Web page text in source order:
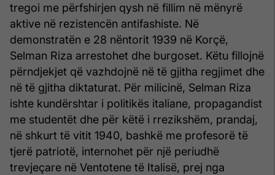
tregoi me përfshirjen qysh në fillim në mënyrë
aktive në rezistencën antifashiste. Në
demonstratën e 28 nëntorit 1939 në Korçë,
Selman Riza arrestohet dhe burgoset. Këtu fillojnë
përndjekjet që vazhdojnë në të gjitha regjimet dhe
në të gjitha diktaturat. Për milicinë, Selman Riza
ishte kundërshtar i politikës italiane, propagandist
me studentët dhe për këtë i rrezikshëm, prandaj,
në shkurt të vitit 1940, bashkë me profesorë të
tjerë patriotë, internohet për një periudhë
trevjeçare në Ventotene të Italisë, prej nga